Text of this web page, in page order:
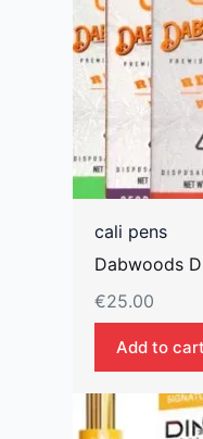
cali pens
Dabwoods
€25.00
Add to cart